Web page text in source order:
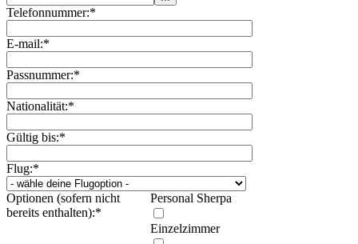
Telefonnummer:*
E-mail:*
Passnummer:*
Nationalität:*
Gültig bis:*
Flug:*
Optionen (sofern nicht
bereits enthalten):*
Personal Sherpa
Einzelzimmer